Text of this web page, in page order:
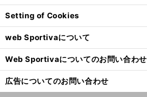
Setting of Cookies
web Sportivaについて
Web Sportivaについてのお問い合わせ
広告についてのお問い合わせ